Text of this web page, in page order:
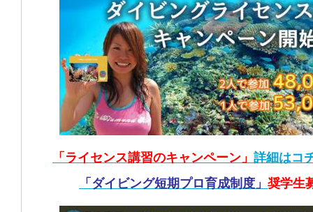
「ライセンス講習のキャンペーン」 詳細はコ
「ダイビング短期プロ育成制度」 奨学生